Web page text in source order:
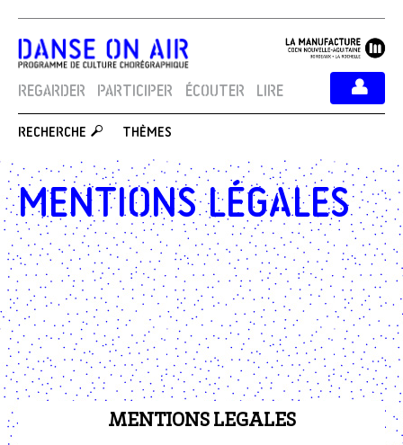
REGARDER PARTICIPER ÉCOUTER LIRE
RECHERCHE THÈMES
Mentions légales
MENTIONS LEGALES